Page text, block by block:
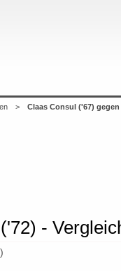
> Claas Consul ('67)
-